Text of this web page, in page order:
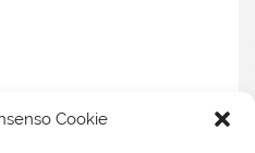
Cookie